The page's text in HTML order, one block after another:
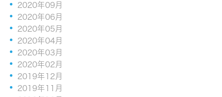
2020年09月
2020年06月
2020年05月
2020年04月
2020年03月
2020年02月
2019年12月
2019年11月